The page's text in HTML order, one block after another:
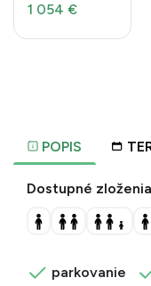
POPIS
Dostupné zloženia
parkovanie
1 054 €